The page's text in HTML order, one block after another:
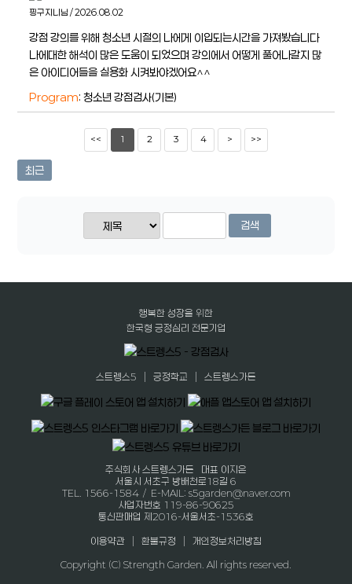
핑구지니님 / 2026.08.02
강점 강의를 위해 청소년 시절의 나에게 이입되는시간을 가져봤습니다
나에대한 해석이 많은 도움이 되었으며 강의에서 어떻게 풀어나갈지 많
은 아이디어들을 실용화 시켜봐야겠어요^^
Program: 청소년 강점검사(기본)
<< 1 2 3 4 > >>
최근
검색
행복한 성장을 위한
한국형 긍정심리 전문기업
스트렝스5 긍정학교 스트렝스가든
주식회사 스트렝스가든 대표 이지은
서울시 서초구 방배천로18길 6
TEL. 1566-1584 / E-MAIL: s5garden@naver.com
사업자번호 119-86-90625
통신판매업 제2016-서울서초-1536호
이용약관 | 환불규정 | 개인정보처리방침
Copyright (C) Strength Garden. All rights reserved.